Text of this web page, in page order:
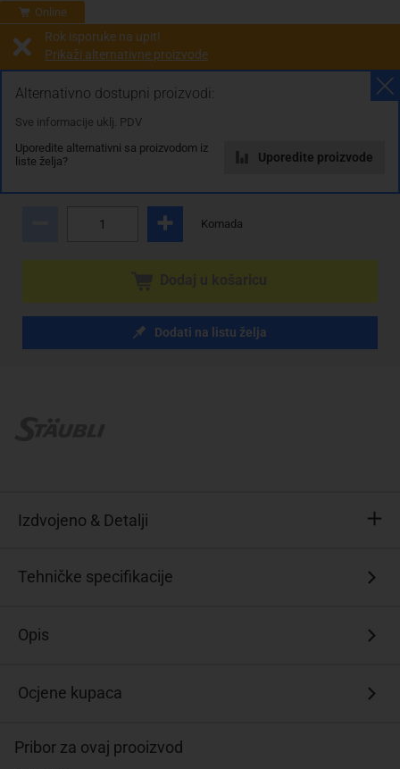
Online
Alternativno dostupni proizvodi:
Sve informacije uklj. PDV
Uporedite alternativni sa proizvodom iz
liste želja?
Uporedite proizvode
Rok isporuke na upit!
Prikaži alternativne proizvode
Prodaja i slanje od: Architektengruppe S71 d.o.o.
Cijena na upit
0.00 KM
Komada
Dodati na listu želja
Izdvojeno & Detalji
CAT
V,
CAT
600
V
Tehničke specifikacije
Opis
Ocjene kupaca
Pribor za ovaj prooizvod